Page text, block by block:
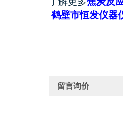
鹤壁市恒发仪器
留言询价